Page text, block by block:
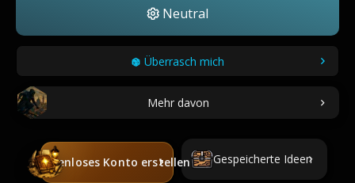
Neutral
Überrasch mich
Mehr davon
Kostenloses Konto erstellen Gespeicherte Ideen